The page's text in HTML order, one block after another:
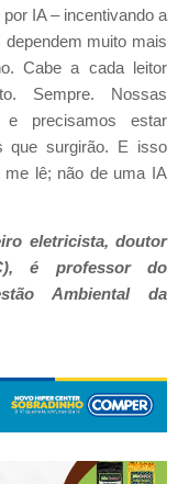
IA – incentivando a
muito mais
Cabe a cada leitor
Sempre. Nossas
e precisamos estar
que surgirão. E isso
me lê; não de uma IA
eletricista, doutor
é professor do
Ambiental da